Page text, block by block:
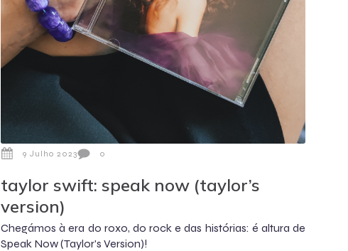
9 Julho 2023 0
taylor swift: speak now (taylor’s
version)
Chegámos à era do roxo, do rock e das histórias: é altura de
Speak Now (Taylor's Version)!